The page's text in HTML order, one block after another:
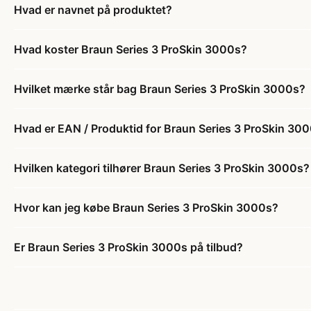
Hvad er navnet på produktet?
Hvad koster Braun Series 3 ProSkin 3000s?
Hvilket mærke står bag Braun Series 3 ProSkin 3000s?
Hvad er EAN / Produktid for Braun Series 3 ProSkin
Hvilken kategori tilhører Braun Series 3 ProSkin 3000s?
Hvor kan jeg købe Braun Series 3 ProSkin 3000s?
Er Braun Series 3 ProSkin 3000s på tilbud?